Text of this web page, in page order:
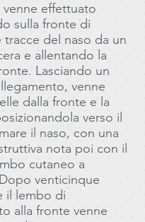
effettuato
sulla fronte di
tracce del naso da un
e allentando la
Lasciando un
venne
dalla fronte e la
verso il
il naso, con una
nota poi con il
cutaneo a
venticinque
il lembo di
alla fronte venne